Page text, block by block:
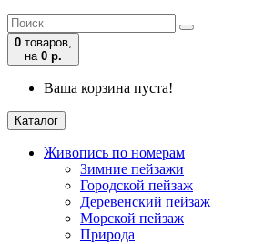
0 товаров,
на 0 р.
Ваша корзина пуста!
Каталог
Живопись по номерам
Зимние пейзажи
Городской пейзаж
Деревенский пейзаж
Морской пейзаж
Природа